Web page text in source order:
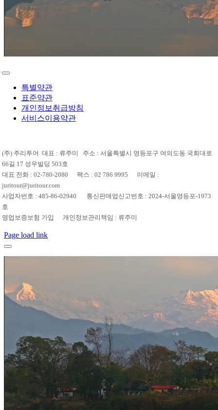
특별약관
표준약관
개인정보취급방침
서비스이용약관
(주) 주리투어 대표 : 류주미 주소 : 서울특별시 영등포구 여의도동 국회대로
66길 17 성우빌딩 503호
대표 전화 : 02-780-2080 팩스 : 02 786 9995 이메일 :
juritour@juritour.com
사업자번호 : 485-86-02940 통신판매업신고번호 : 2024-서울영등포-1973
호
영업보증보험 가입 개인정보관리책임 : 류주미
Page load link